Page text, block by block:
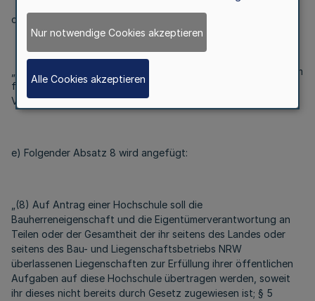
cc) Satz 5 wird wie folgt gefasst:
„Das Ministerium kann hierzu Näheres im Einvernehmen mit dem
für Finanzen zuständigen Ministerium durch
Verwaltungsvorschrift regeln.“
e) Folgender Absatz 8 wird angefügt:
„(8) Auf Antrag einer Hochschule soll die
Bauherreneigenschaft und die Eigentümerverantwortung an
Teilen oder der Gesamtheit der ihr seitens des Landes oder
seitens des Bau- und Liegenschaftsbetriebs NRW
überlassenen Liegenschaften zur Erfüllung ihrer öffentlichen
Aufgaben auf diese Hochschule übertragen werden, soweit
ihr dieses nicht bereits durch Gesetz zugewiesen ist; § 5
Nur notwendige Cookies akzeptieren
Alle Cookies akzeptieren